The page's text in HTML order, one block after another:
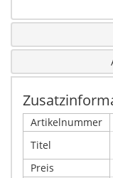
Artikelnummer
Titel
Preis